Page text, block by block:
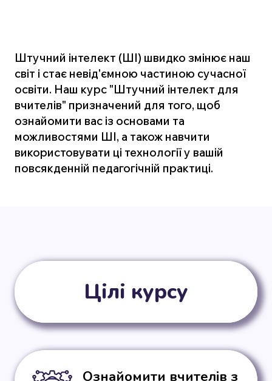
Штучний інтелект (ШІ) швидко змінює наш
світ і стає невід'ємною частиною сучасної
освіти. Наш курс "Штучний інтелект для
вчителів" призначений для того, щоб
ознайомити вас із основами та
можливостями ШІ, а також навчити
використовувати ці технології у вашій
повсякденній педагогічній практиці.
Цілі курсу
Ознайомити вчителів з